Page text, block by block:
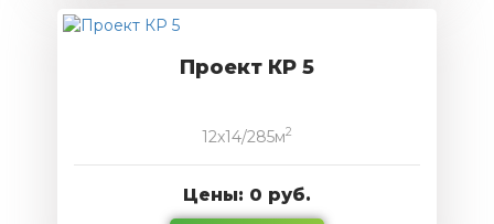
Проект КР 5
12x14/285м2
Цены: 0 руб.